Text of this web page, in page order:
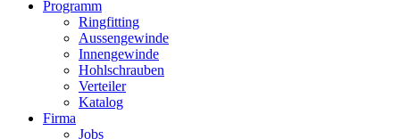
Programm
Ringfitting
Aussengewinde
Innengewinde
Hohlschrauben
Verteiler
Katalog
Firma
Jobs